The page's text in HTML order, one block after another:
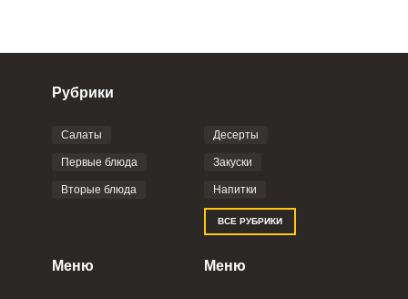
Фото до 4 шт, до 5 mb
Отправляя эту форму, вы соглашаетесь с
Политикой
Пользовательским
соглашением
Рубрики
Салаты
Первые блюда
Вторые блюда
Десерты
Закуски
Напитки
ВСЕ РУБРИКИ
Меню Меню